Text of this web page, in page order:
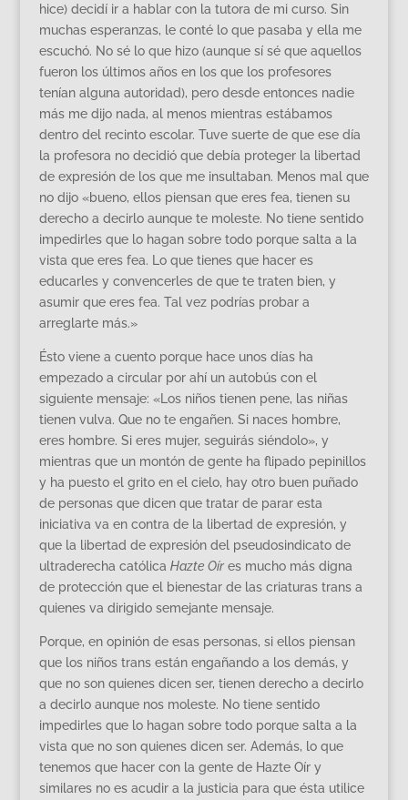
hice) decidí ir a hablar con la tutora de mi curso. Sin
muchas esperanzas, le conté lo que pasaba y ella me
escuchó. No sé lo que hizo (aunque sí sé que aquellos
fueron los últimos años en los que los profesores
tenían alguna autoridad), pero desde entonces nadie
más me dijo nada, al menos mientras estábamos
dentro del recinto escolar. Tuve suerte de que ese día
la profesora no decidió que debía proteger la libertad
de expresión de los que me insultaban. Menos mal que
no dijo «bueno, ellos piensan que eres fea, tienen su
derecho a decirlo aunque te moleste. No tiene sentido
impedirles que lo hagan sobre todo porque salta a la
vista que eres fea. Lo que tienes que hacer es
educarles y convencerles de que te traten bien, y
asumir que eres fea. Tal vez podrías probar a
arreglarte más.»
Ésto viene a cuento porque hace unos días ha
empezado a circular por ahí un autobús con el
siguiente mensaje: «Los niños tienen pene, las niñas
tienen vulva. Que no te engañen. Si naces hombre,
eres hombre. Si eres mujer, seguirás siéndolo», y
mientras que un montón de gente ha flipado pepinillos
y ha puesto el grito en el cielo, hay otro buen puñado
de personas que dicen que tratar de parar esta
iniciativa va en contra de la libertad de expresión, y
que la libertad de expresión del pseudosindicato de
ultraderecha católica Hazte Oíres mucho más digna
de protección que el bienestar de las criaturas trans a
quienes va dirigido semejante mensaje.
Porque, en opinión de esas personas, si ellos piensan
que los niños trans están engañando a los demás, y
que no son quienes dicen ser, tienen derecho a decirlo
a decirlo aunque nos moleste. No tiene sentido
impedirles que lo hagan sobre todo porque salta a la
vista que no son quienes dicen ser. Además, lo que
tenemos que hacer con la gente de Hazte Oír y
similares no es acudir a la justicia para que ésta utilice